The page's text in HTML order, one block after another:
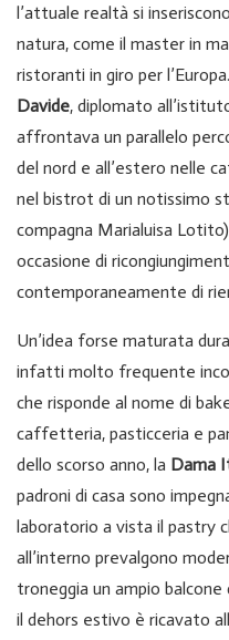
l’attuale realtà si
natura, come il master in
ristoranti in giro per
Davide, diplomato
affrontava un parallelo
del nord e all’estero nelle
nel bistrot di un notissimo
compagna Marialuisa
occasione di
contemporaneamente di
Un’idea forse maturata
infatti molto frequente
che risponde al nome di
caffetteria, pasticceria e
dello scorso anno, la Dama
padroni di casa sono
laboratorio a vista il pastry
all’interno prevalgono
troneggia un ampio
il dehors estivo è ricavato